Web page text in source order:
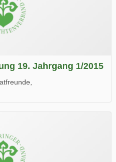
19. Jahrgang 1/2015
Lesen.